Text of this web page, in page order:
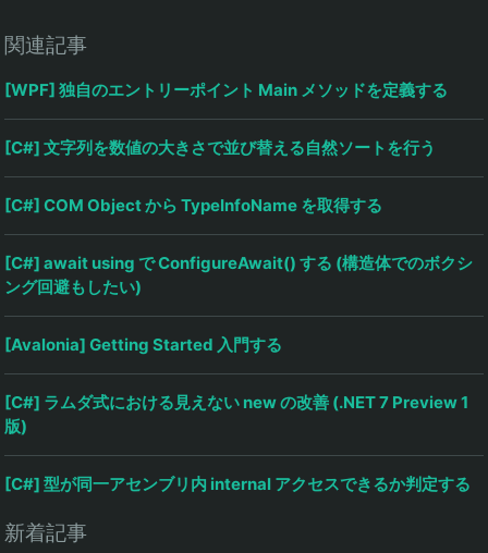
関連記事
[WPF] 独自のエントリーポイント Main メソッドを定義する
[C#] 文字列を数値の大きさで並び替える自然ソートを行う
[C#] COM Object から TypeInfoName を取得する
[C#] await using で ConfigureAwait() する (構造体でのボクシ
ング回避もしたい)
[Avalonia] Getting Started 入門する
[C#] ラムダ式における見えない new の改善 (.NET 7 Preview 1
版)
[C#] 型が同一アセンブリ内 internal アクセスできるか判定する
新着記事